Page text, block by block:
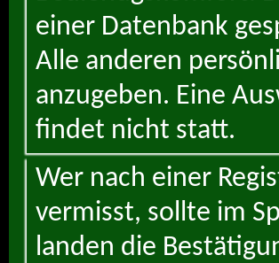
einer Datenbank
Alle anderen
anzugeben. Eine
findet nicht statt.
Wer nach einer
vermisst, sollte im
landen die